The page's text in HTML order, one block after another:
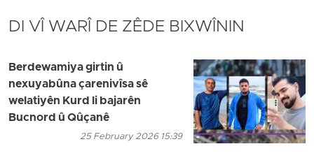
DI VÎ WARÎ DE ZÊDE BIXWÎNIN
Berdewamiya girtin û
nexuyabûna çarenivîsa sê
welatiyên Kurd li bajarên
Bucnord û Qûçanê
25 February 2026 15:39